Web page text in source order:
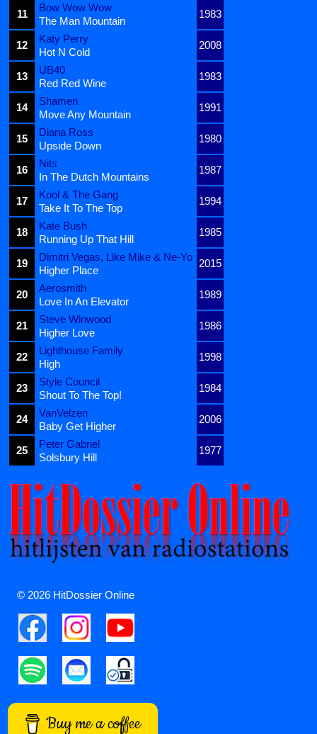
11
Bow Wow Wow
1983
The Man Mountain
12
Katy Perry
2008
Hot N Cold
13
UB40
1983
Red Red Wine
14
Shamen
1991
Move Any Mountain
15
Diana Ross
1980
Upside Down
16
Nits
1987
In The Dutch Mountains
17
Kool & The Gang
1994
Take It To The Top
18
Kate Bush
1985
Running Up That Hill
19
Dimitri Vegas, Like Mike & Ne-Yo
2015
Higher Place
20
Aerosmith
1989
Love In An Elevator
21
Steve Winwood
1986
Higher Love
22
Lighthouse Family
1998
High
23
Style Council
1984
Shout To The Top!
24
VanVelzen
2006
Baby Get Higher
25
Peter Gabriel
1977
Solsbury Hill
© 2026 HitDossier Online
Buy me a coffee